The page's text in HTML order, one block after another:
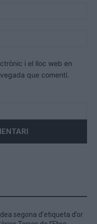
i el lloc web en
que comenti.
segona d’etiqueta d’or